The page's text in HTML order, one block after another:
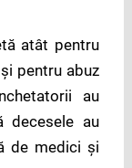
atât pentru
pentru abuz
au
decesele au
de medici și